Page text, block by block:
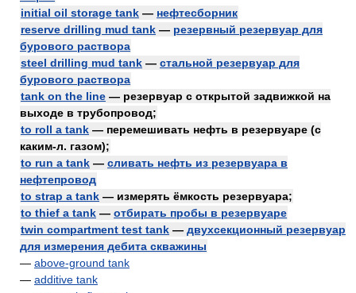
initial oil storage tank — нефтесборник
reserve drilling mud tank — резервный резервуар для
бурового раствора
steel drilling mud tank — стальной резервуар для
бурового раствора
tank on the line — резервуар с открытой задвижкой на
выходе в трубопровод;
to roll a tank — перемешивать нефть в резервуаре (с
каким-л. газом);
to run a tank — сливать нефть из резервуара в
нефтепровод
to strap a tank — измерять ёмкость резервуара;
to thief a tank — отбирать пробы в резервуаре
twin compartment test tank — двухсекционный резервуар
для измерения дебита скважины
— above-ground tank
— additive tank